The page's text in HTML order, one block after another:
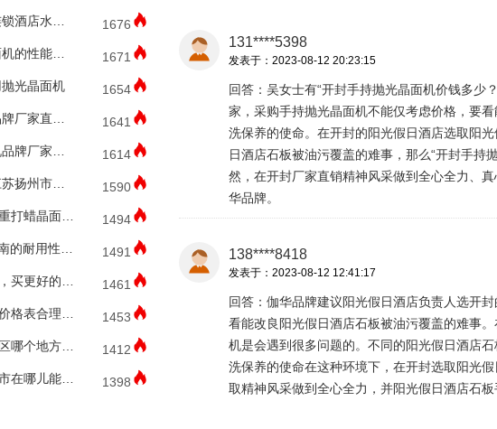
131****5398
发表于：2023-08-12 20:23:15
回答：吴女士有“开封手持抛光晶面机价钱多少
家，采购手持抛光晶面机不能仅考虑价格，要
洗保养的使命。在开封的阳光假日酒店选取阳
日酒店石板被油污覆盖的难事，那么“开封手持
然，在开封厂家直销精神风采做到全心全力、
华品牌。
138****8418
发表于：2023-08-12 12:41:17
回答：伽华品牌建议阳光假日酒店负责人选开
看能改良阳光假日酒店石板被油污覆盖的难事
机是会遇到很多问题的。不同的阳光假日酒店
洗保养的使命在这种环境下，在开封选取阳光
取精神风采做到全心全力，并阳光假日酒店石
1676
1671
光晶面机 1654
1641
1614
1590
1494
1491
1461
1453
1412
1398